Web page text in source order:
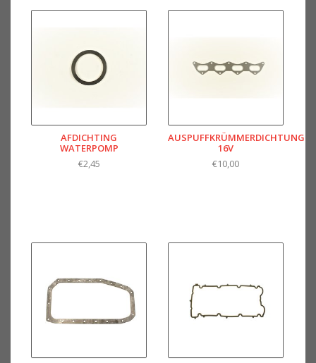
AFDICHTING
WATERPOMP
€2,45
AUSPUFFKRÜMMERDICHTUNG
16V
€10,00